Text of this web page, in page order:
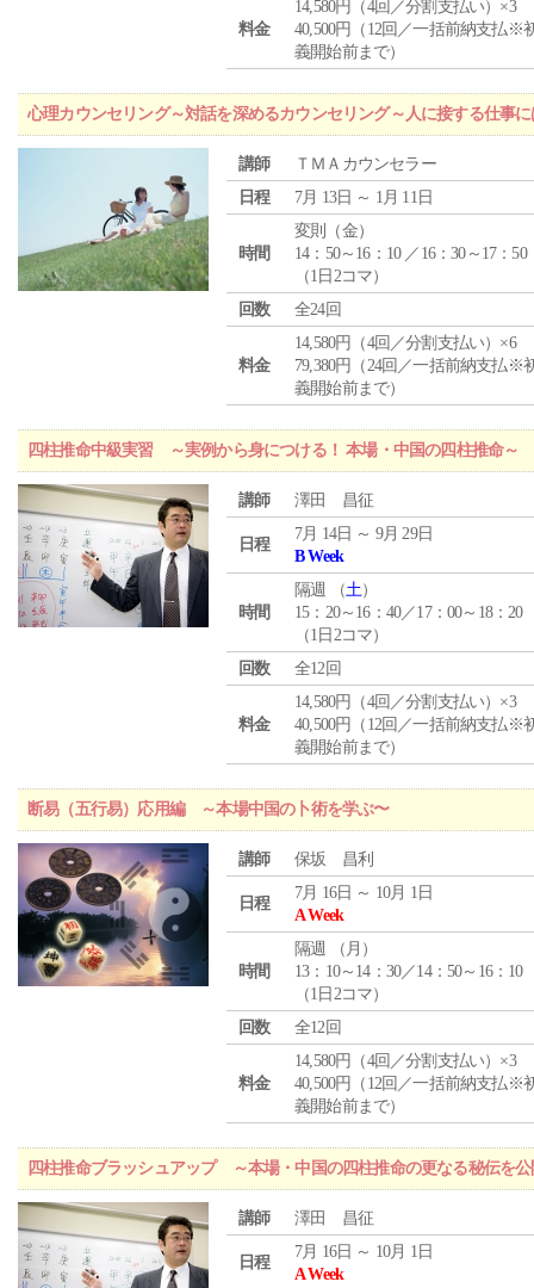
料金
14,580円（4回／分割支払い）×3
40,500円（12回／一括前納支払※
義開始前まで）
心理カウンセリング～対話を深めるカウンセリング～人に接する仕事
講師
ＴＭＡカウンセラー
日程
7月 13日 ～ 1月 11日
時間
変則（金）
14：50～16：10 ／16：30～17：50
（1日2コマ）
回数
全24回
料金
14,580円（4回／分割支払い）×6
79,380円（24回／一括前納支払※
義開始前まで）
四柱推命中級実習 ～実例から身につける！ 本場・中国の四柱推命～
講師 澤田 昌征
日程
7月 14日 ～ 9月 29日
B Week
時間
隔週 （土）
15：20～16：40／17：00～18：20
（1日2コマ）
回数
全12回
料金
14,580円（4回／分割支払い）×3
40,500円（12回／一括前納支払※
義開始前まで）
断易（五行易）応用編 ～本場中国の卜術を学ぶ〜
講師 保坂 昌利
日程
7月 16日 ～ 10月 1日
A Week
時間
隔週 （ 月 ）
13：10～14：30／14：50～16：10
（1日2コマ）
回数
全12回
料金
14,580円（4回／分割支払い）×3
40,500円（12回／一括前納支払※
義開始前まで）
四柱推命ブラッシュアップ ～本場・中国の四柱推命の更なる秘伝を
講師 澤田 昌征
日程
7月 16日 ～ 10月 1日
A Week